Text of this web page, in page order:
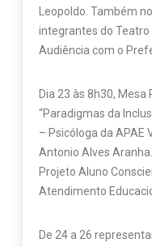
Leopoldo. Também
integrantes do
Audiência com o
Dia 23 às 8h30,
“Paradigmas da
– Psicóloga da APAE
Antonio Alves
Projeto Aluno
Atendimento
De 24 a 26